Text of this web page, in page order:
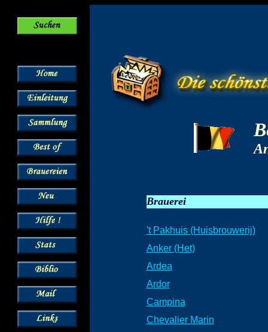
Brauerei
't Pakhuis (Huisbrouwerij)
Anker (Het)
Ardea
Ardor
Campina
Chevalier Marin